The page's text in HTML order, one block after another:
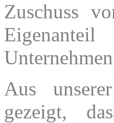
Zuschuss
Aus
gezeigt,